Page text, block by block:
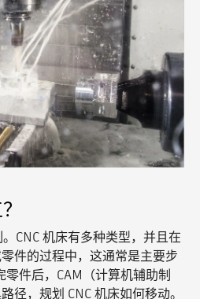
CNC 机床有多种类型，并且在
件的过程中，这通常是主要步
零件后，CAM（计算机辅助制
径，规划 CNC 机床如何移动。